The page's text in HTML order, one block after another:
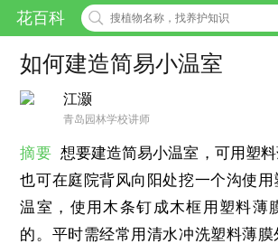
花百科
如何建造简易小温室
江灏
青岛园林学校讲师
摘要 想要建造简易小温室，可用塑料
也可在庭院背风向阳处挖一个沟使
温室，使用木条钉成木框用塑料薄
的。平时需经常用清水冲洗塑料薄